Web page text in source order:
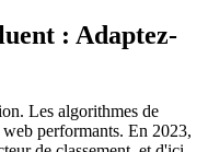
: Adaptez-
Les algorithmes de
performants. En 2023,